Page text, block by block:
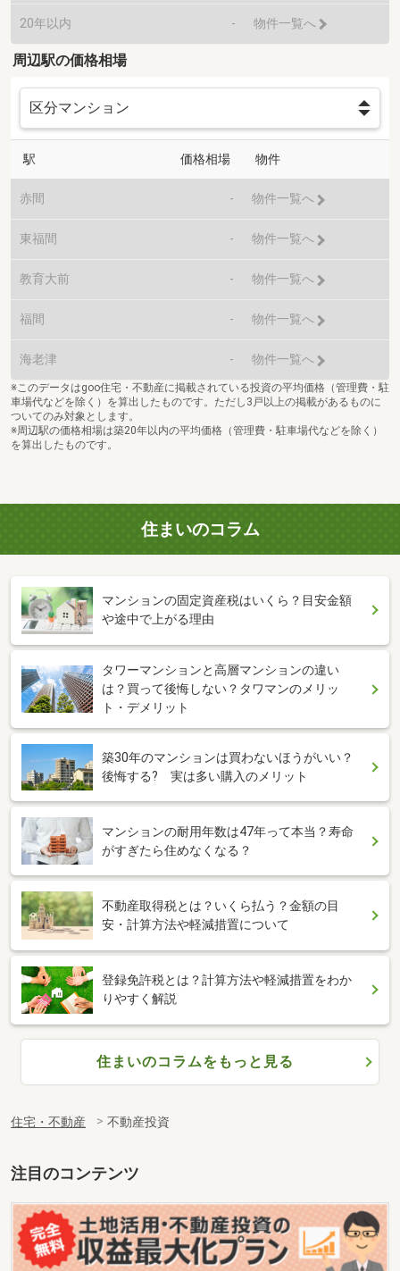
20年以内 - 物件一覧へ
周辺駅の価格相場
駅 価格相場 物件
赤間 - 物件一覧へ
東福間 - 物件一覧へ
教育大前 - 物件一覧へ
福間 - 物件一覧へ
海老津 - 物件一覧へ
※このデータはgoo住宅・不動産に掲載されている投資の平均価格（管理費・駐
車場代などを除く）を算出したものです。ただし3戸以上の掲載があるものに
ついてのみ対象とします。
※周辺駅の価格相場は築20年以内の平均価格（管理費・駐車場代などを除く）
を算出したものです。
住まいのコラム
マンションの固定資産税はいくら？目安金額
や途中で上がる理由
タワーマンションと高層マンションの違い
は？買って後悔しない？タワマンのメリッ
ト・デメリット
築30年のマンションは買わないほうがいい？
後悔する? 実は多い購入のメリット
マンションの耐用年数は47年って本当？寿命
がすぎたら住めなくなる？
不動産取得税とは？いくら払う？金額の目
安・計算方法や軽減措置について
登録免許税とは？計算方法や軽減措置をわか
りやすく解説
住まいのコラムをもっと見る
住宅・不動産 不動産投資
注目のコンテンツ